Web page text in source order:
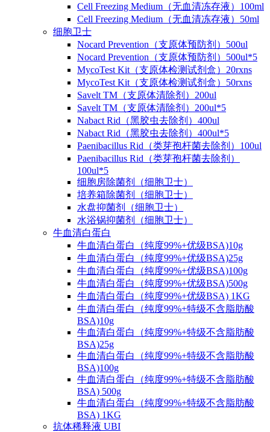
Cell Freezing Medium（无血清冻存液）100ml
Cell Freezing Medium（无血清冻存液）50ml
细胞卫士
Nocard Prevention（支原体预防剂）500ul
Nocard Prevention（支原体预防剂）500ul*5
MycoTest Kit（支原体检测试剂盒）20rxns
MycoTest Kit（支原体检测试剂盒）50rxns
Savelt TM（支原体清除剂）200ul
Savelt TM（支原体清除剂）200ul*5
Nabact Rid（黑胶虫去除剂）400ul
Nabact Rid（黑胶虫去除剂）400ul*5
Paenibacillus Rid（类芽孢杆菌去除剂）100ul
Paenibacillus Rid（类芽孢杆菌去除剂）
100ul*5
细胞房除菌剂（细胞卫士）
培养箱除菌剂（细胞卫士）
水盘抑菌剂（细胞卫士）
水浴锅抑菌剂（细胞卫士）
牛血清白蛋白
牛血清白蛋白（纯度99%+优级BSA)10g
牛血清白蛋白（纯度99%+优级BSA)25g
牛血清白蛋白（纯度99%+优级BSA)100g
牛血清白蛋白（纯度99%+优级BSA)500g
牛血清白蛋白（纯度99%+优级BSA) 1KG
牛血清白蛋白（纯度99%+特级不含脂肪酸
BSA)10g
牛血清白蛋白（纯度99%+特级不含脂肪酸
BSA)25g
牛血清白蛋白（纯度99%+特级不含脂肪酸
BSA)100g
牛血清白蛋白（纯度99%+特级不含脂肪酸
BSA) 500g
牛血清白蛋白（纯度99%+特级不含脂肪酸
BSA) 1KG
抗体稀释液 UBI